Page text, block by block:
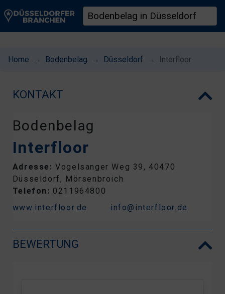
Home Bodenbelag Düsseldorf Interfloor
KONTAKT
Bodenbelag
Interfloor
Adresse:Vogelsanger Weg 39, 40470
Düsseldorf, Mörsenbroich
Telefon: 0211964800
www.interfloor.de
info@interfloor.de
BEWERTUNG